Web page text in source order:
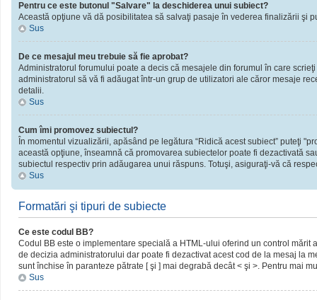
Pentru ce este butonul "Salvare" la deschiderea unui subiect?
Această opţiune vă dă posibilitatea să salvaţi pasaje în vederea finalizării şi
Sus
De ce mesajul meu trebuie să fie aprobat?
Administratorul forumului poate a decis că mesajele din forumul în care
administratorul să vă fi adăugat într-un grup de utilizatori ale căror mesaje
detalii.
Sus
Cum îmi promovez subiectul?
În momentul vizualizării, apăsând pe legătura “Ridică acest subiect” puteţi
această opţiune, înseamnă că promovarea subiectelor poate fi dezactivată
subiectul respectiv prin adăugarea unui răspuns. Totuşi, asiguraţi-vă că
Sus
Formatări şi tipuri de subiecte
Ce este codul BB?
Codul BB este o implementare specială a HTML-ului oferind un control
de decizia administratorului dar poate fi dezactivat acest cod de la mesaj la
sunt închise în paranteze pătrate [ şi ] mai degrabă decât < şi >. Pentru mai
Sus